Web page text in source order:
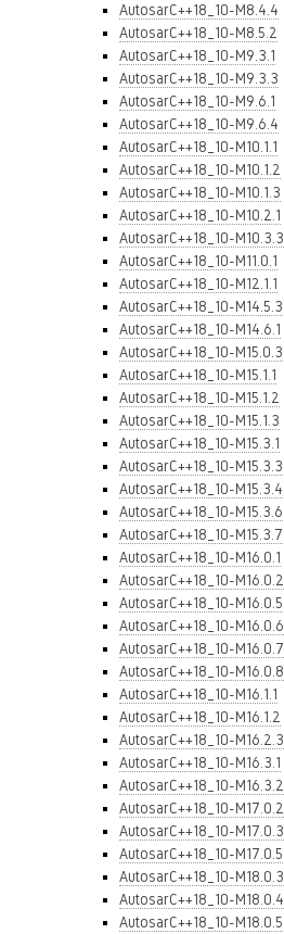
AutosarC++18_10-M8.4.4
AutosarC++18_10-M8.5.2
AutosarC++18_10-M9.3.1
AutosarC++18_10-M9.3.3
AutosarC++18_10-M9.6.1
AutosarC++18_10-M9.6.4
AutosarC++18_10-M10.1.1
AutosarC++18_10-M10.1.2
AutosarC++18_10-M10.1.3
AutosarC++18_10-M10.2.1
AutosarC++18_10-M10.3.3
AutosarC++18_10-M11.0.1
AutosarC++18_10-M12.1.1
AutosarC++18_10-M14.5.3
AutosarC++18_10-M14.6.1
AutosarC++18_10-M15.0.3
AutosarC++18_10-M15.1.1
AutosarC++18_10-M15.1.2
AutosarC++18_10-M15.1.3
AutosarC++18_10-M15.3.1
AutosarC++18_10-M15.3.3
AutosarC++18_10-M15.3.4
AutosarC++18_10-M15.3.6
AutosarC++18_10-M15.3.7
AutosarC++18_10-M16.0.1
AutosarC++18_10-M16.0.2
AutosarC++18_10-M16.0.5
AutosarC++18_10-M16.0.6
AutosarC++18_10-M16.0.7
AutosarC++18_10-M16.0.8
AutosarC++18_10-M16.1.1
AutosarC++18_10-M16.1.2
AutosarC++18_10-M16.2.3
AutosarC++18_10-M16.3.1
AutosarC++18_10-M16.3.2
AutosarC++18_10-M17.0.2
AutosarC++18_10-M17.0.3
AutosarC++18_10-M17.0.5
AutosarC++18_10-M18.0.3
AutosarC++18_10-M18.0.4
AutosarC++18_10-M18.0.5